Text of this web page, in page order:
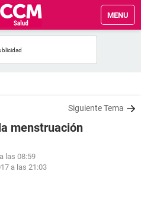
MENU
Siguiente Tema
menstruación
las 08:59
a las 21:03